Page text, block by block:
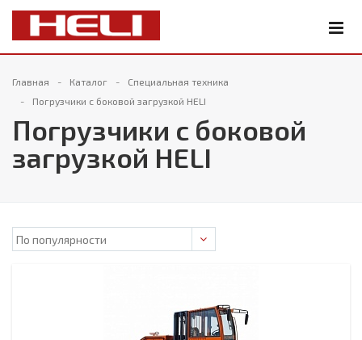
Главная Каталог
Специальная техника
Погрузчики с боковой загрузкой HELI
Погрузчики с боковой
загрузкой HELI